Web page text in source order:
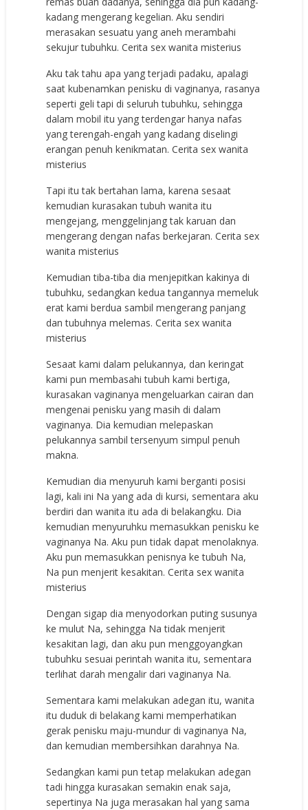
kadang mengerang kegelian. Aku sendiri
merasakan sesuatu yang aneh merambahi
sekujur tubuhku. Cerita sex wanita misterius
Aku tak tahu apa yang terjadi padaku, apalagi
saat kubenamkan penisku di vaginanya, rasanya
seperti geli tapi di seluruh tubuhku, sehingga
dalam mobil itu yang terdengar hanya nafas
yang terengah-engah yang kadang diselingi
erangan penuh kenikmatan. Cerita sex wanita
misterius
Tapi itu tak bertahan lama, karena sesaat
kemudian kurasakan tubuh wanita itu
mengejang, menggelinjang tak karuan dan
mengerang dengan nafas berkejaran. Cerita sex
wanita misterius
Kemudian tiba-tiba dia menjepitkan kakinya di
tubuhku, sedangkan kedua tangannya memeluk
erat kami berdua sambil mengerang panjang
dan tubuhnya melemas. Cerita sex wanita
misterius
Sesaat kami dalam pelukannya, dan keringat
kami pun membasahi tubuh kami bertiga,
kurasakan vaginanya mengeluarkan cairan dan
mengenai penisku yang masih di dalam
vaginanya. Dia kemudian melepaskan
pelukannya sambil tersenyum simpul penuh
makna.
Kemudian dia menyuruh kami berganti posisi
lagi, kali ini Na yang ada di kursi, sementara aku
berdiri dan wanita itu ada di belakangku. Dia
kemudian menyuruhku memasukkan penisku ke
vaginanya Na. Aku pun tidak dapat menolaknya.
Aku pun memasukkan penisnya ke tubuh Na,
Na pun menjerit kesakitan. Cerita sex wanita
misterius
Dengan sigap dia menyodorkan puting susunya
ke mulut Na, sehingga Na tidak menjerit
kesakitan lagi, dan aku pun menggoyangkan
tubuhku sesuai perintah wanita itu, sementara
terlihat darah mengalir dari vaginanya Na.
Sementara kami melakukan adegan itu, wanita
itu duduk di belakang kami memperhatikan
gerak penisku maju-mundur di vaginanya Na,
dan kemudian membersihkan darahnya Na.
Sedangkan kami pun tetap melakukan adegan
tadi hingga kurasakan semakin enak saja,
sepertinya Na juga merasakan hal yang sama